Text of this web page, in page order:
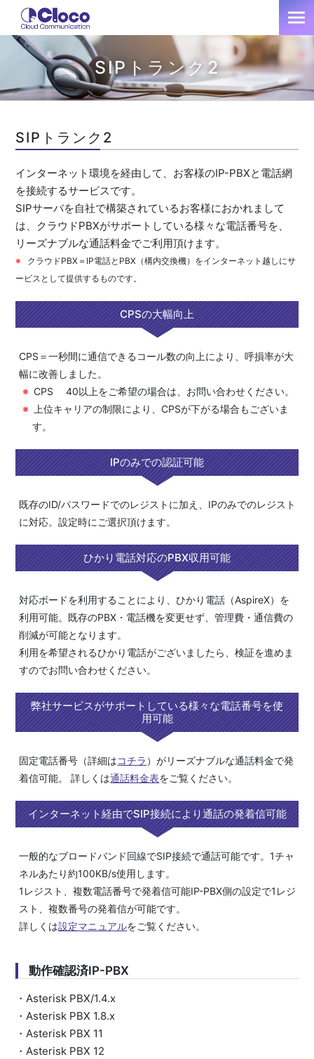
SIPトランク2
SIPトランク2
インターネット環境を経由して、お客様のIP-PBXと電話網
を接続するサービスです。
SIPサーバを自社で構築されているお客様におかれまして
は、クラウドPBXがサポートしている様々な電話番号を、
リーズナブルな通話料金でご利用頂けます。
クラウドPBX＝IP電話とPBX（構内交換機）をインターネット越しにサ
ービスとして提供するものです。
CPSの大幅向上
CPS＝一秒間に通信できるコール数の向上により、呼損率が大
幅に改善しました。
CPS 40以上をご希望の場合は、お問い合わせください。
上位キャリアの制限により、CPSが下がる場合もございま
す。
IPのみでの認証可能
既存のID/パスワードでのレジストに加え、IPのみでのレジスト
に対応。設定時にご選択頂けます。
ひかり電話対応のPBX収用可能
対応ボードを利用することにより、ひかり電話（AspireX）を
利用可能。既存のPBX・電話機を変更せず、管理費・通信費の
削減が可能となります。
利用を希望されるひかり電話がございましたら、検証を進めま
すのでお問い合わせください。
弊社サービスがサポートしている様々な電話番号を使
用可能
固定電話番号（詳細はコチラ ）がリーズナブルな通話料金で発
着信可能。 詳しくは通話料金表をご覧ください。
インターネット経由でSIP接続により通話の発着信可能
一般的なブロードバンド回線でSIP接続で通話可能です。1チャ
ネルあたり約100KB/s使用します。
1レジスト、複数電話番号で発着信可能IP-PBX側の設定で1レジ
スト、複数番号の発着信が可能です。
詳しくは設定マニュアルをご覧ください。
動作確認済IP-PBX
・Asterisk PBX/1.4.x
・Asterisk PBX 1.8.x
・Asterisk PBX 11
・Asterisk PBX 12